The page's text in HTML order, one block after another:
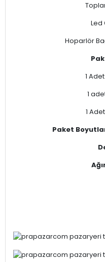
Led
Hoparlör
1
1
1
Paket